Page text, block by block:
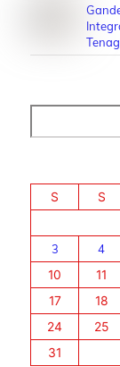
S
S
3
4
10
11
17
18
24
25
31